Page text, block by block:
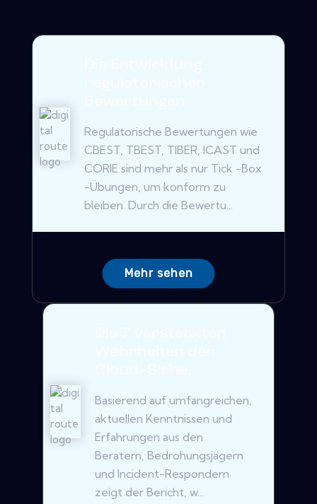
Regulatorische Bewertungen wie
CBEST, TBEST, TIBER, ICAST und
CORIE sind mehr als nur Tick -Box
-Übungen, um konform zu
bleiben. Durch die Bewertu...
Mehr sehen
Basierend auf umfangreichen,
aktuellen Kenntnissen und
Erfahrungen aus den
Beratern, Bedrohungsjägern
und Incident-Respondern
zeigt der Bericht, w...